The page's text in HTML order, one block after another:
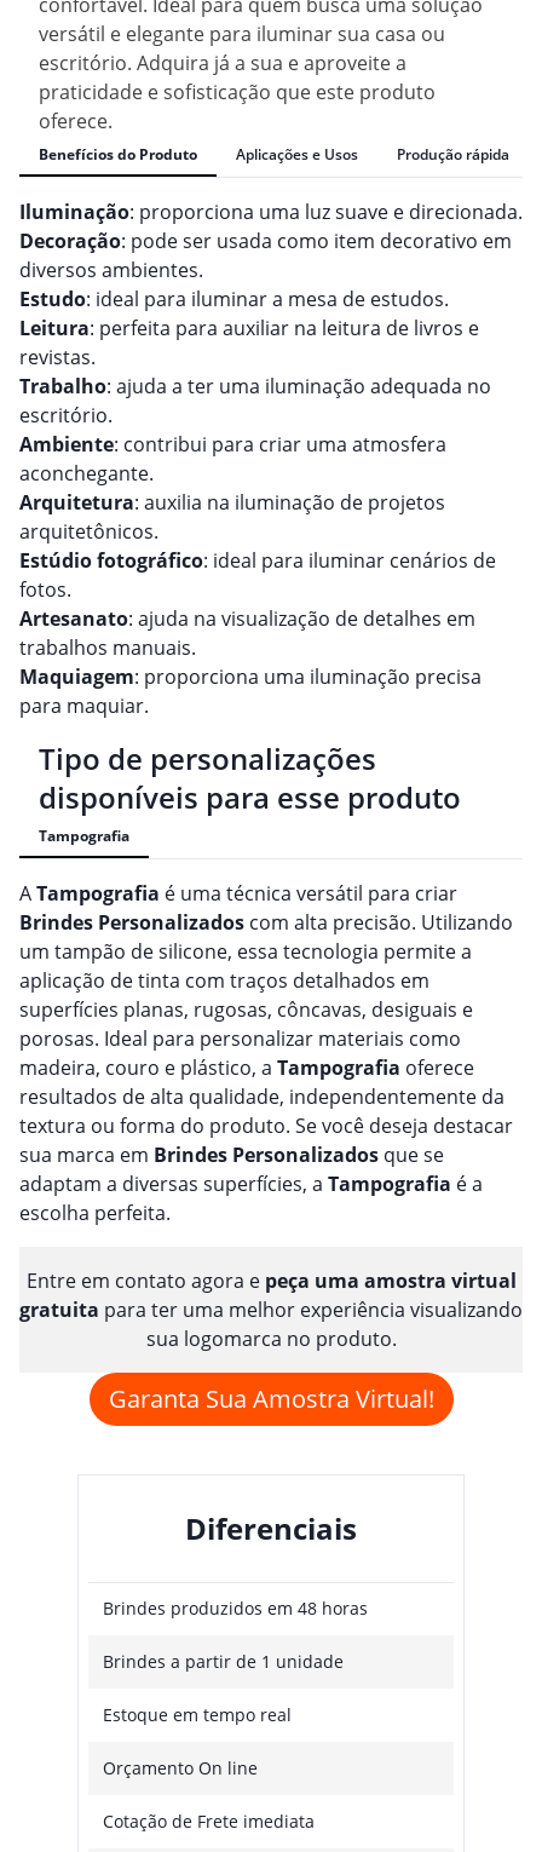
versátil e elegante para iluminar sua casa ou
escritório. Adquira já a sua e aproveite a
praticidade e sofisticação que este produto
oferece.
Benefícios do Produto Aplicações e Usos Produção rápida
Iluminação: proporciona uma luz suave e direcionada.
Decoração: pode ser usada como item decorativo em
diversos ambientes.
Estudo: ideal para iluminar a mesa de estudos.
Leitura: perfeita para auxiliar na leitura de livros e
revistas.
Trabalho: ajuda a ter uma iluminação adequada no
escritório.
Ambiente: contribui para criar uma atmosfera
aconchegante.
Arquitetura: auxilia na iluminação de projetos
arquitetônicos.
Estúdio fotográfico: ideal para iluminar cenários de
fotos.
Artesanato: ajuda na visualização de detalhes em
trabalhos manuais.
Maquiagem: proporciona uma iluminação precisa
para maquiar.
Tipo de personalizações
disponíveis para esse produto
Tampografia
ATampografia é uma técnica versátil para criar
Brindes Personalizados com alta precisão. Utilizando
um tampão de silicone, essa tecnologia permite a
aplicação de tinta com traços detalhados em
superfícies planas, rugosas, côncavas, desiguais e
porosas. Ideal para personalizar materiais como
madeira, couro e plástico, a Tampografia oferece
resultados de alta qualidade, independentemente da
textura ou forma do produto. Se você deseja destacar
sua marca em Brindes Personalizados que se
adaptam a diversas superfícies, a Tampografia é a
escolha perfeita.
Entre em contato agora e peça uma amostra virtual
gratuita para ter uma melhor experiência visualizando
sua logomarca no produto.
Garanta Sua Amostra Virtual!
Diferenciais
Brindes produzidos em 48 horas
Brindes a partir de 1 unidade
Estoque em tempo real
Orçamento On line
Cotação de Frete imediata